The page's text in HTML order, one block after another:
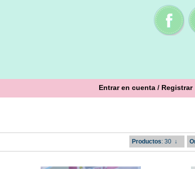
Entrar en cuenta / Registrar
Productos: 30 ↓